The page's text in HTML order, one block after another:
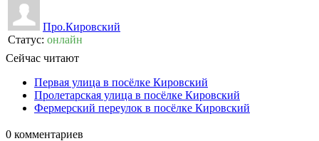
Про.Кировский
Статус: онлайн
Сейчас читают
Первая улица в посёлке Кировский
Пролетарская улица в посёлке Кировский
Фермерский переулок в посёлке Кировский
0 комментариев